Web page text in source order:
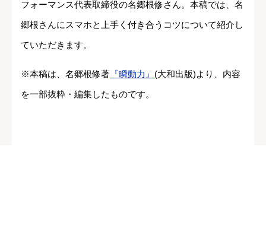
フォーマンス代表取締役の名郷根修さん。本稿では、名
郷根さんにスマホと上手く付き合うコツについて紹介し
ていただきます。
※本稿は、名郷根修著 『瞬動力』 (大和出版)より、内容
を一部抜粋・編集したものです。